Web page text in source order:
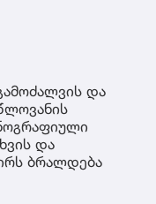
და
და
ბრალდება